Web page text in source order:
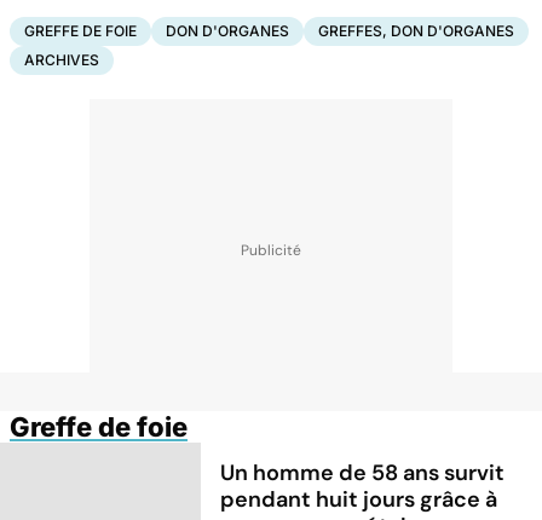
GREFFE DE FOIE DON D'ORGANES
GREFFES, DON D'ORGANES
ARCHIVES
Greffe de foie
Un homme de 58 ans survit
pendant huit jours grâce à